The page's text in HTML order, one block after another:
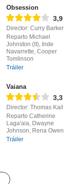
Obsession
3,9
Director: Curry Barker
Reparto Michael
Johnston (II), Inde
Navarrette, Cooper
Tomlinson
Tráiler
Vaiana
3,3
Director: Thomas Kail
Reparto Catherine
Laga'aia, Dwayne
Johnson, Rena Owen
Tráiler